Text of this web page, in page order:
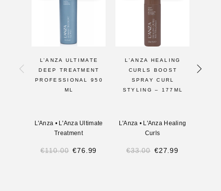
L’ANZA ULTIMATE
DEEP TREATMENT
PROFESSIONAL 950
ML
L'Anza •
L'Anza Ultimate
Treatment
€110.00 €76.99
L’ANZA HEALING
CURLS BOOST
SPRAY CURL
STYLING – 177ML
L'Anza •
L'Anza Healing
Curls
€33.00 €27.99